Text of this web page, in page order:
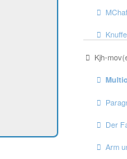
MChat
Kjh-
Der
Arm